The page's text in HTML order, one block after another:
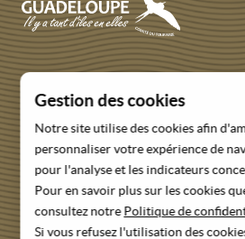
RETROUVEZ NOS
Gestion des cookies
Notre site utilise des cookies afin
personnaliser votre expérience de
pour l'analyse et les indicateurs
Pour en savoir plus sur les cookies
consultez notrePolitique de
Si vous refusez l'utilisation des